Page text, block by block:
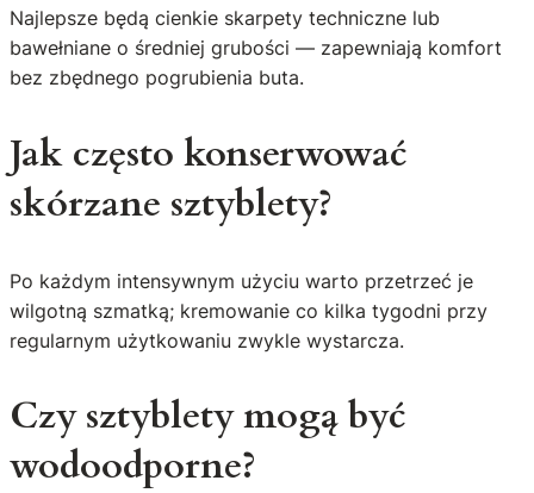
Najlepsze będą cienkie skarpety techniczne lub
bawełniane o średniej grubości — zapewniają komfort
bez zbędnego pogrubienia buta.
Jak często konserwować
skórzane sztyblety?
Po każdym intensywnym użyciu warto przetrzeć je
wilgotną szmatką; kremowanie co kilka tygodni przy
regularnym użytkowaniu zwykle wystarcza.
Czy sztyblety mogą być
wodoodporne?